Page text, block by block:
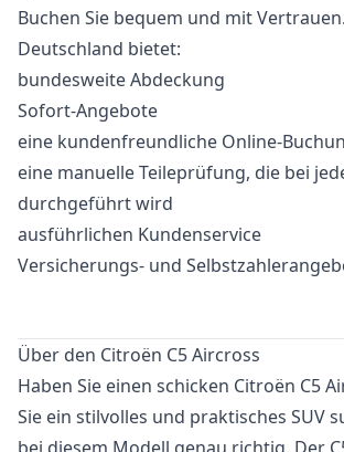
Buchen Sie bequem und mit
Deutschland bietet:
bundesweite Abdeckung
Sofort-Angebote
eine kundenfreundliche Online-
eine manuelle Teileprüfung, die bei
durchgeführt wird
ausführlichen Kundenservice
Versicherungs- und
Über den Citroën C5 Aircross
Haben Sie einen schicken Citroën C5
Sie ein stilvolles und praktisches SUV